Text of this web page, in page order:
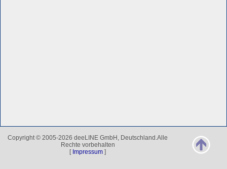
Copyright © 2005-2026 deeLINE GmbH, Deutschland.Alle
Rechte vorbehalten
[ Impressum ]